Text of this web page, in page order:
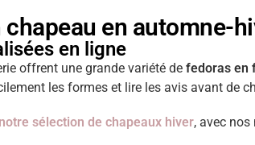
chapeau en automne-
en ligne
offrent une grande variété de fedoras en
les formes et lire les avis avant de
notre sélection de chapeaux hiver, avec